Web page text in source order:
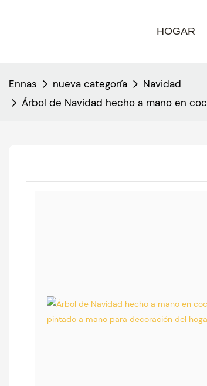
HOGAR
Ennas nueva categoría
Navidad
Árbol de Navidad hecho a mano en